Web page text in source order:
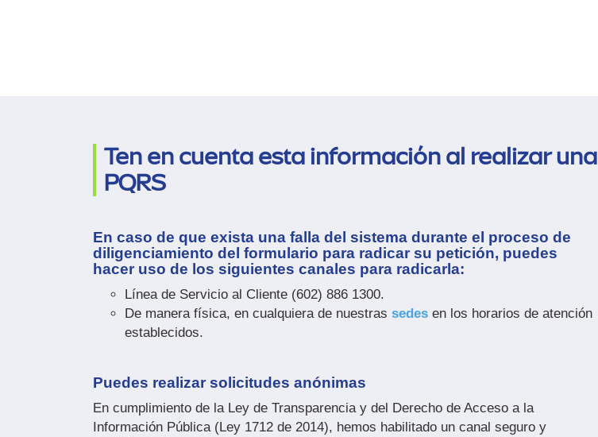
Ten en cuenta esta información al realizar una
PQRS
En caso de que exista una falla del sistema durante el proceso de
diligenciamiento del formulario para radicar su petición, puedes
hacer uso de los siguientes canales para radicarla:
Línea de Servicio al Cliente (602) 886 1300.
De manera física, en cualquiera de nuestras sedes en los horarios de atención
establecidos.
Puedes realizar solicitudes anónimas
En cumplimiento de la Ley de Transparencia y del Derecho de Acceso a la
Información Pública (Ley 1712 de 2014), hemos habilitado un canal seguro y